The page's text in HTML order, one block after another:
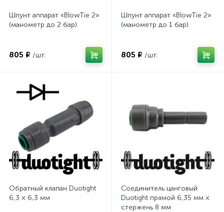
Шпунт аппарат «BlowTie 2»
(манометр до 2 бар)
805 ₽ /шт.
Шпунт аппарат «BlowTie 2»
(манометр до 1 бар)
805 ₽ /шт.
Обратный клапан Duotight
6,3 × 6,3 мм
Соединитель цанговый
Duotight прямой 6,35 мм ×
стержень 8 мм